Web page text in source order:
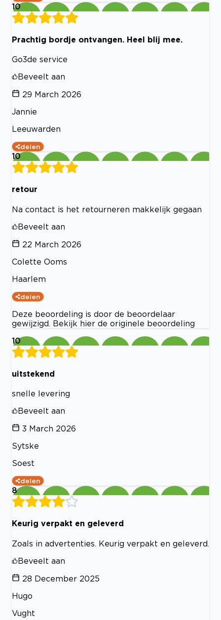
10
Prachtig bordje ontvangen. Heel blij mee.
Go3de service
Beveelt aan
29 March 2026
Jannie
Leeuwarden
delen
10
retour
Na contact is het retourneren makkelijk gegaan
Beveelt aan
22 March 2026
Colette Ooms
Haarlem
delen
Deze beoordeling is door de beoordelaar
gewijzigd. Bekijk hier de originele beoordeling
10
uitstekend
snelle levering
Beveelt aan
3 March 2026
Sytske
Soest
delen
8
Keurig verpakt en geleverd
Zoals in advertenties. Keurig verpakt en geleverd.
Beveelt aan
28 December 2025
Hugo
Vught